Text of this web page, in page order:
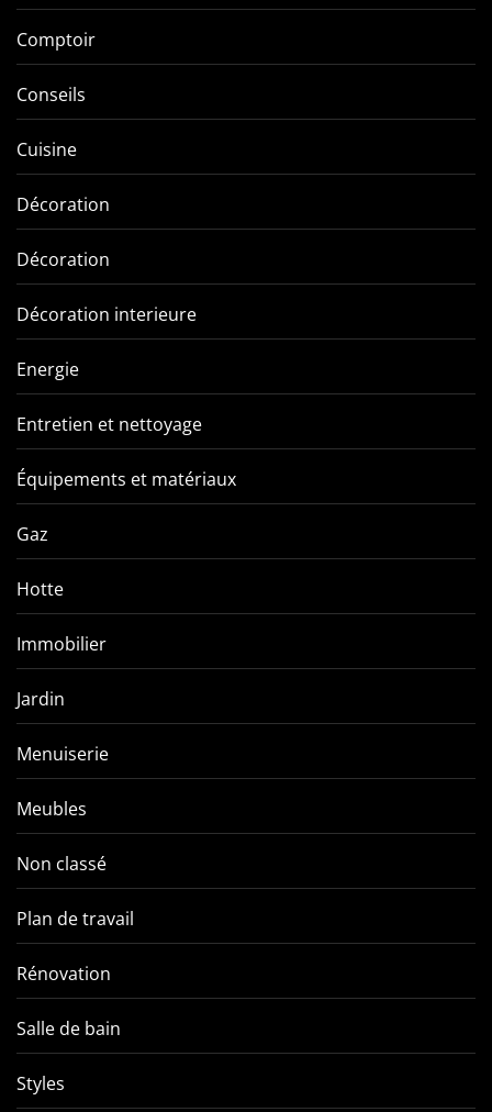
Comptoir
Conseils
Cuisine
Décoration
Décoration
Décoration interieure
Energie
Entretien et nettoyage
Équipements et matériaux
Gaz
Hotte
Immobilier
Jardin
Menuiserie
Meubles
Non classé
Plan de travail
Rénovation
Salle de bain
Styles